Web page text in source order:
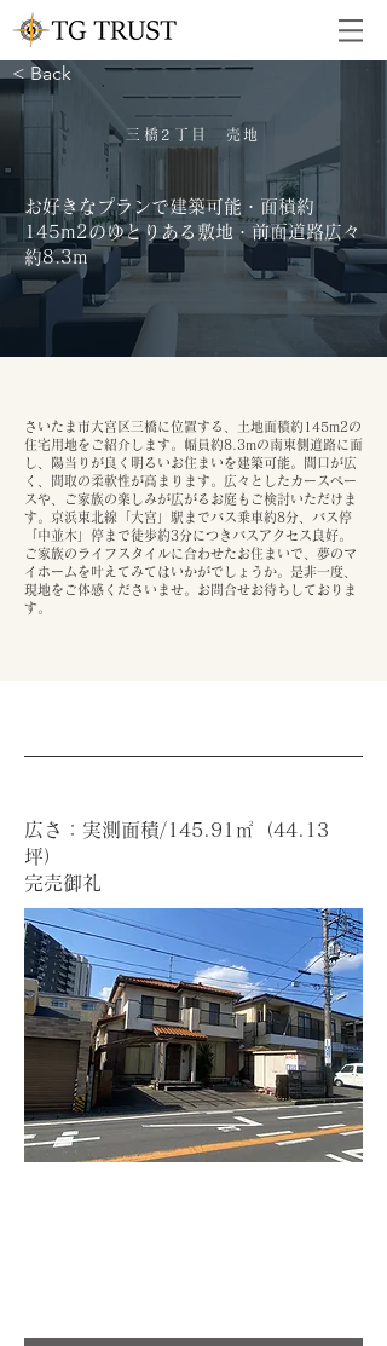
< Back
三橋2丁目 売地
お好きなプランで建築可能・面積約
145m2のゆとりある敷地・前面道路広々
約8.3m
さいたま市大宮区三橋に位置する、土地面積約145m2の
住宅用地をご紹介します。幅員約8.3mの南東側道路に面
し、陽当りが良く明るいお住まいを建築可能。間口が広
く、間取の柔軟性が高まります。広々としたカースペー
スや、ご家族の楽しみが広がるお庭もご検討いただけま
す。京浜東北線「大宮」駅までバス乗車約8分、バス停
「中並木」停まで徒歩約3分につきバスアクセス良好。
ご家族のライフスタイルに合わせたお住まいで、夢のマ
イホームを叶えてみてはいかがでしょうか。是非一度、
現地をご体感くださいませ。お問合せお待ちしておりま
す。
広さ：実測面積/145.91㎡（44.13
坪）
完売御礼